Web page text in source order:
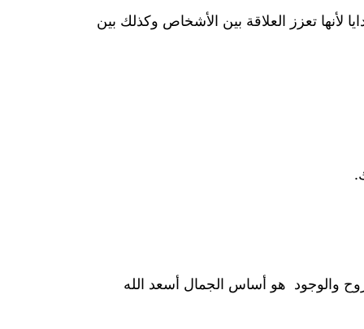
لأنها تعزز العلاقة بين الأشخاص وكذلك بين
والوجود هو أساس الجمال أسعد الله